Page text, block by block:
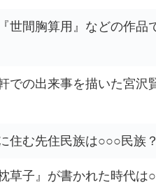
世間胸算用』などの作
での出来事を描いた宮沢
住む先住民族は○○○民族？
草子』が書かれた時代は